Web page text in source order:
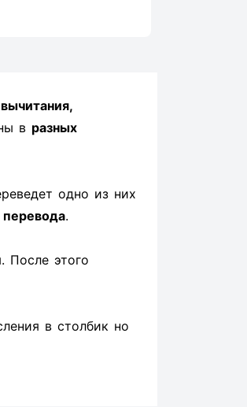
в разных
одно из них
.
После этого
в столбик но